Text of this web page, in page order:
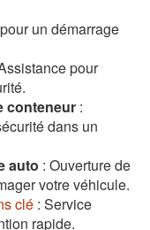
un démarrage
pour
conteneur :
dans un
auto : Ouverture de
votre véhicule.
clé : Service
rapide.